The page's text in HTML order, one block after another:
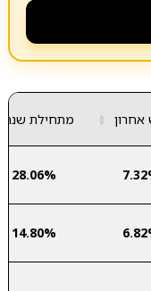
אחרון ▲
▼ מתחילת שנה
28.06%
14.80%